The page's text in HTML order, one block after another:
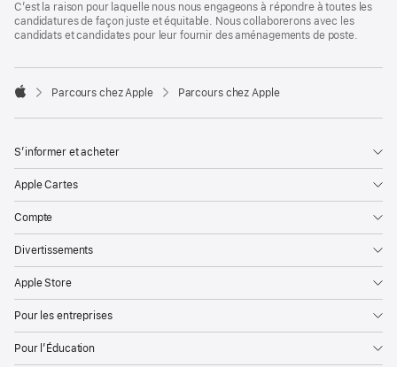
C’est la raison pour laquelle nous nous engageons à répondre à toutes les
candidatures de façon juste et équitable. Nous collaborerons avec les
candidats et candidates pour leur fournir des aménagements de poste.

Parcours chez Apple Parcours chez Apple
S’informer et acheter
Apple Cartes
Compte
Divertissements
Apple Store
Pour les entreprises
Pour l’Éducation